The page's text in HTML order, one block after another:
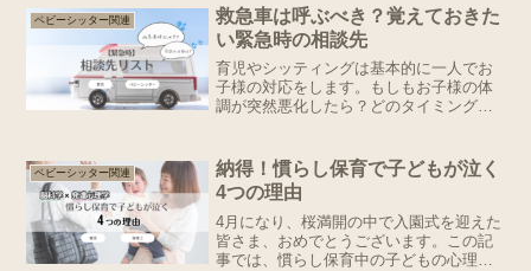
これ、口に入れてみるよ！」なんて言い
ません。昨日できなかった...
ベビーシッター関連
救急車は呼ぶべき？覚えておきた
い緊急時の相談先
育児やシッティングは基本的に一人でお
子様の対応をします。もしもお子様の体
調が突然悪化したら？どのタイミングで
対応するのは難しく、不安に襲われます
よね。そんな時に覚えて欲...
ベビーシッター関連
納得！慣らし保育で子どもが泣く
4つの理由
4月になり、桜満開の中で入園式を迎えた
皆さま、おめでとうございます。この記
事では、慣らし保育中の子どもの心理状